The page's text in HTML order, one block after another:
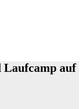
Laufcamp auf